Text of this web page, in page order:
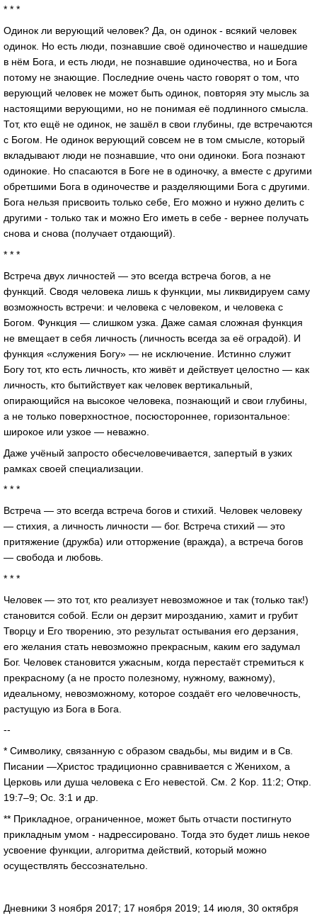
* * *
Одинок ли верующий человек? Да, он одинок - всякий человек
одинок. Но есть люди, познавшие своё одиночество и нашедшие
в нём Бога, и есть люди, не познавшие одиночества, но и Бога
потому не знающие. Последние очень часто говорят о том, что
верующий человек не может быть одинок, повторяя эту мысль за
настоящими верующими, но не понимая её подлинного смысла.
Тот, кто ещё не одинок, не зашёл в свои глубины, где встречаются
с Богом. Не одинок верующий совсем не в том смысле, который
вкладывают люди не познавшие, что они одиноки. Бога познают
одинокие. Но спасаются в Боге не в одиночку, а вместе с другими
обретшими Бога в одиночестве и разделяющими Бога с другими.
Бога нельзя присвоить только себе, Его можно и нужно делить с
другими - только так и можно Его иметь в себе - вернее получать
снова и снова (получает отдающий).
* * *
Встреча двух личностей — это всегда встреча богов, а не
функций. Сводя человека лишь к функции, мы ликвидируем саму
возможность встречи: и человека с человеком, и человека с
Богом. Функция — слишком узка. Даже самая сложная функция
не вмещает в себя личность (личность всегда за её оградой). И
функция «служения Богу» — не исключение. Истинно служит
Богу тот, кто есть личность, кто живёт и действует целостно — как
личность, кто бытийствует как человек вертикальный,
опирающийся на высокое человека, познающий и свои глубины,
а не только поверхностное, посюстороннее, горизонтальное:
широкое или узкое — неважно.
Даже учёный запросто обесчеловечивается, запертый в узких
рамках своей специализации.
* * *
Встреча — это всегда встреча богов и стихий. Человек человеку
— стихия, а личность личности — бог. Встреча стихий — это
притяжение (дружба) или отторжение (вражда), а встреча богов
— свобода и любовь.
* * *
Человек — это тот, кто реализует невозможное и так (только так!)
становится собой. Если он дерзит мирозданию, хамит и грубит
Творцу и Его творению, это результат остывания его дерзания,
его желания стать невозможно прекрасным, каким его задумал
Бог. Человек становится ужасным, когда перестаёт стремиться к
прекрасному (а не просто полезному, нужному, важному),
идеальному, невозможному, которое создаёт его человечность,
растущую из Бога в Бога.
--
* Символику, связанную с образом свадьбы, мы видим и в Св.
Писании —Христос традиционно сравнивается с Женихом, а
Церковь или душа человека с Его невестой. См. 2 Кор. 11:2; Откр.
19:7–9; Ос. 3:1 и др.
** Прикладное, ограниченное, может быть отчасти постигнуто
прикладным умом - надрессировано. Тогда это будет лишь некое
усвоение функции, алгоритма действий, который можно
осуществлять бессознательно.
Дневники 3 ноября 2017; 17 ноября 2019; 14 июля, 30 октября